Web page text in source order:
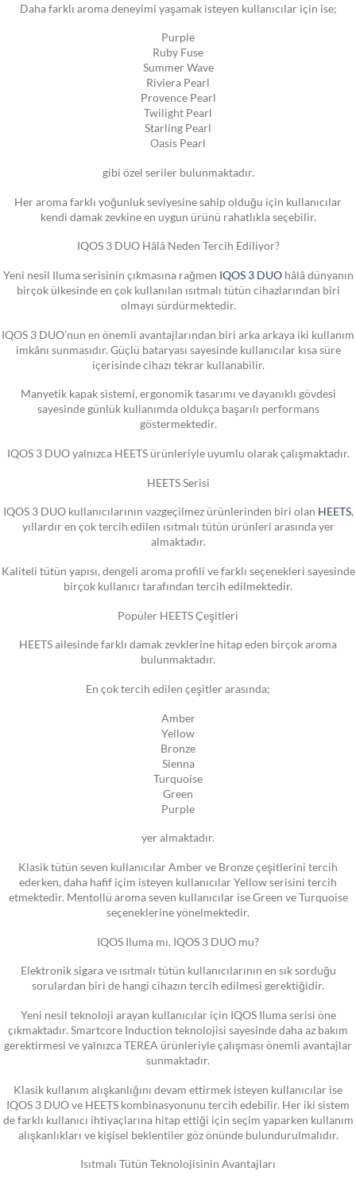
Daha farklı aroma deneyimi yaşamak isteyen kullanıcılar için ise;
Purple
Ruby Fuse
Summer Wave
Riviera Pearl
Provence Pearl
Twilight Pearl
Starling Pearl
Oasis Pearl
gibi özel seriler bulunmaktadır.
Her aroma farklı yoğunluk seviyesine sahip olduğu için kullanıcılar
kendi damak zevkine en uygun ürünü rahatlıkla seçebilir.
IQOS 3 DUO Hâlâ Neden Tercih Ediliyor?
Yeni nesil Iluma serisinin çıkmasına rağmen IQOS 3 DUOhâlâ dünyanın
birçok ülkesinde en çok kullanılan ısıtmalı tütün cihazlarından biri
olmayı sürdürmektedir.
IQOS 3 DUO’nun en önemli avantajlarından biri arka arkaya iki kullanım
imkânı sunmasıdır. Güçlü bataryası sayesinde kullanıcılar kısa süre
içerisinde cihazı tekrar kullanabilir.
Manyetik kapak sistemi, ergonomik tasarımı ve dayanıklı gövdesi
sayesinde günlük kullanımda oldukça başarılı performans
göstermektedir.
IQOS 3 DUO yalnızca HEETS ürünleriyle uyumlu olarak çalışmaktadır.
HEETS Serisi
IQOS 3 DUO kullanıcılarının vazgeçilmez ürünlerinden biri olan HEETS,
yıllardır en çok tercih edilen ısıtmalı tütün ürünleri arasında yer
almaktadır.
Kaliteli tütün yapısı, dengeli aroma profili ve farklı seçenekleri sayesinde
birçok kullanıcı tarafından tercih edilmektedir.
Popüler HEETS Çeşitleri
HEETS ailesinde farklı damak zevklerine hitap eden birçok aroma
bulunmaktadır.
En çok tercih edilen çeşitler arasında;
Amber
Yellow
Bronze
Sienna
Turquoise
Green
Purple
yer almaktadır.
Klasik tütün seven kullanıcılar Amber ve Bronze çeşitlerini tercih
ederken, daha hafif içim isteyen kullanıcılar Yellow serisini tercih
etmektedir. Mentollü aroma seven kullanıcılar ise Green ve Turquoise
seçeneklerine yönelmektedir.
IQOS Iluma mı, IQOS 3 DUO mu?
Elektronik sigara ve ısıtmalı tütün kullanıcılarının en sık sorduğu
sorulardan biri de hangi cihazın tercih edilmesi gerektiğidir.
Yeni nesil teknoloji arayan kullanıcılar için IQOS Iluma serisi öne
çıkmaktadır. Smartcore Induction teknolojisi sayesinde daha az bakım
gerektirmesi ve yalnızca TEREA ürünleriyle çalışması önemli avantajlar
sunmaktadır.
Klasik kullanım alışkanlığını devam ettirmek isteyen kullanıcılar ise
IQOS 3 DUO ve HEETS kombinasyonunu tercih edebilir. Her iki sistem
de farklı kullanıcı ihtiyaçlarına hitap ettiği için seçim yaparken kullanım
alışkanlıkları ve kişisel beklentiler göz önünde bulundurulmalıdır.
Isıtmalı Tütün Teknolojisinin Avantajları